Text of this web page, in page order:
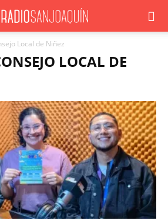
Local de Niñez
LOCAL DE